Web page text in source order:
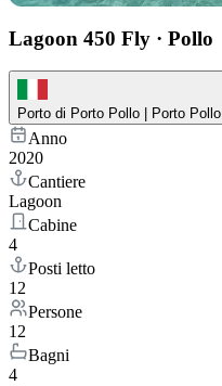
Lagoon 450 Fly · Pollo
Porto di Porto Pollo | Porto Pollo
Anno
2020
Cantiere
Lagoon
Cabine
4
Posti letto
12
Persone
12
Bagni
4